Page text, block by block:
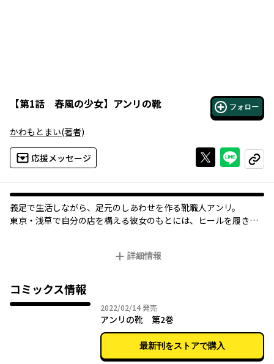
【第1話 春風の少女】 アンリの靴 フォロー
かわもとまい(著者)
応援メッセージ Xで投稿する
ライン
コピー
義足で生活しながら、足元のしあわせを作る靴職人アンリ。
東京・浅草で自分の店を構える彼女のもとには、ヒールを履きた
彼女が作る靴が明日へと一歩踏み出すための力になっていく。
詳細情報
コミックス情報
2022/02/142022年02月14日
発売
アンリの靴 第2巻
最新刊をストアで購入